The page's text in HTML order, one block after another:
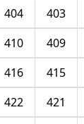
403
404
409
410
415
416
421
422